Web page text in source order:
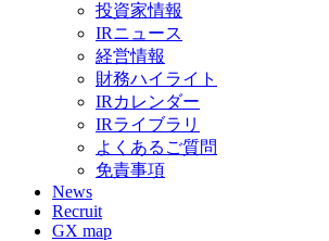
投資家情報
IRニュース
経営情報
財務ハイライト
IRカレンダー
IRライブラリ
よくあるご質問
免責事項
News
Recruit
GX map